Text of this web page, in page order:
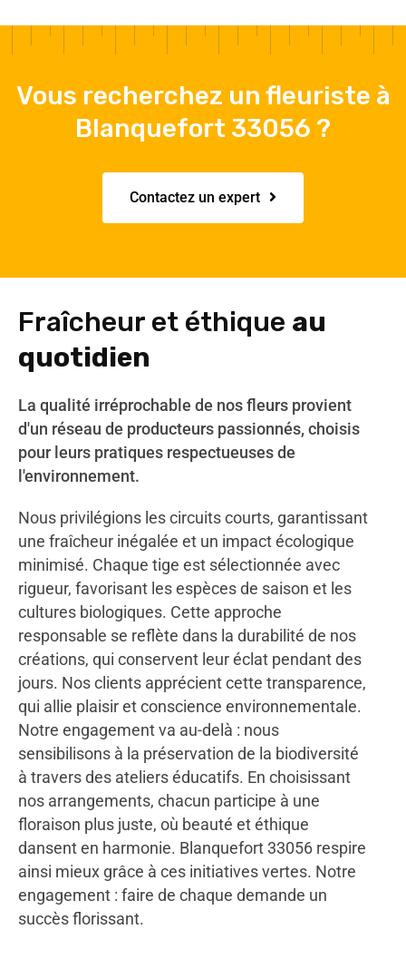
Vous recherchez un fleuriste à
Blanquefort 33056 ?
Contactez un expert
Fraîcheur et éthique au
quotidien
La qualité irréprochable de nos fleurs provient
d'un réseau de producteurs passionnés, choisis
pour leurs pratiques respectueuses de
l'environnement.
Nous privilégions les circuits courts, garantissant
une fraîcheur inégalée et un impact écologique
minimisé. Chaque tige est sélectionnée avec
rigueur, favorisant les espèces de saison et les
cultures biologiques. Cette approche
responsable se reflète dans la durabilité de nos
créations, qui conservent leur éclat pendant des
jours. Nos clients apprécient cette transparence,
qui allie plaisir et conscience environnementale.
Notre engagement va au-delà : nous
sensibilisons à la préservation de la biodiversité
à travers des ateliers éducatifs. En choisissant
nos arrangements, chacun participe à une
floraison plus juste, où beauté et éthique
dansent en harmonie. Blanquefort 33056 respire
ainsi mieux grâce à ces initiatives vertes. Notre
engagement : faire de chaque demande un
succès florissant.